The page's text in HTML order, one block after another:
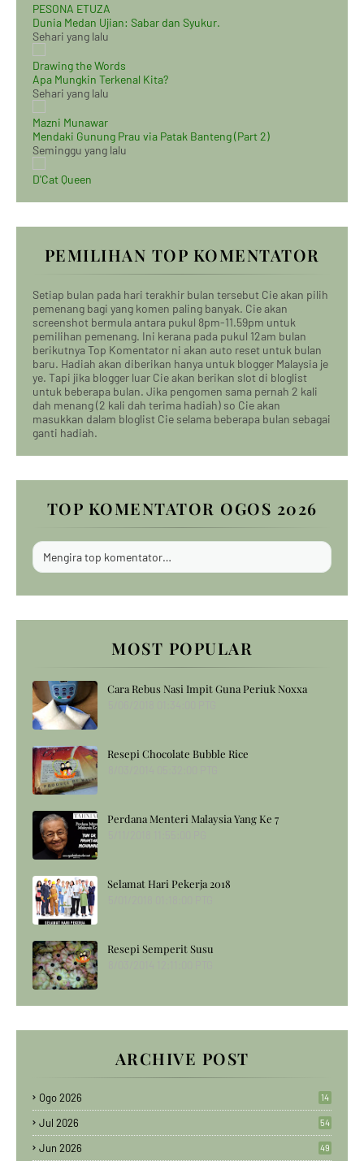
PESONA ETUZA
Dunia Medan Ujian: Sabar dan Syukur.
Sehari yang lalu
Drawing the Words
Apa Mungkin Terkenal Kita?
Sehari yang lalu
Mazni Munawar
Mendaki Gunung Prau via Patak Banteng (Part 2)
Seminggu yang lalu
D'Cat Queen
PEMILIHAN TOP KOMENTATOR
Setiap bulan pada hari terakhir bulan tersebut Cie akan pilih
pemenang bagi yang komen paling banyak. Cie akan
screenshot bermula antara pukul 8pm-11.59pm untuk
pemilihan pemenang. Ini kerana pada pukul 12am bulan
berikutnya Top Komentator ni akan auto reset untuk bulan
baru. Hadiah akan diberikan hanya untuk blogger Malaysia je
ye. Tapi jika blogger luar Cie akan berikan slot di bloglist
untuk beberapa bulan. Jika pengomen sama pernah 2 kali
dah menang (2 kali dah terima hadiah) so Cie akan
masukkan dalam bloglist Cie selama beberapa bulan sebagai
ganti hadiah.
TOP KOMENTATOR OGOS 2026
Mengira top komentator…
MOST POPULAR
Cara Rebus Nasi Impit Guna Periuk Noxxa
Resepi Chocolate Bubble Rice
Perdana Menteri Malaysia Yang Ke 7
Selamat Hari Pekerja 2018
Resepi Semperit Susu
ARCHIVE POST
Ogo 2026 14
Jul 2026 54
Jun 2026 49